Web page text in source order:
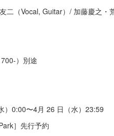
二（Vocal, Guitar）/ 加藤慶之・
）別途
0:00〜4月 26 日（水）23:59
］先行予約